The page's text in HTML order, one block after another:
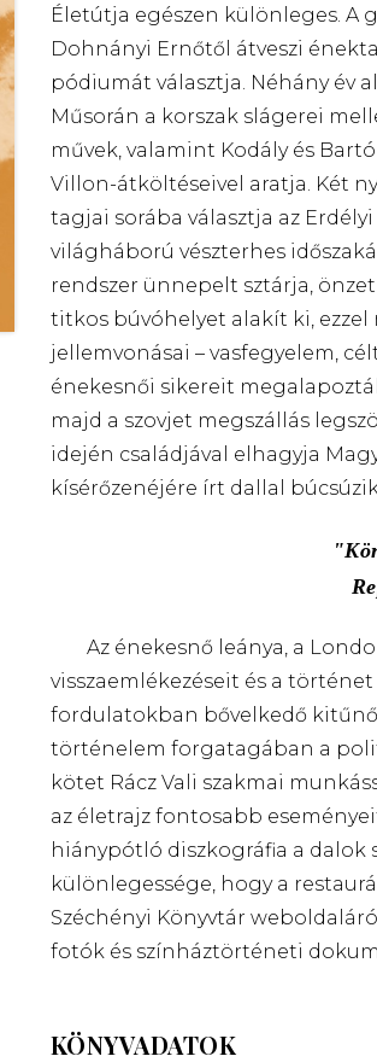
Életútja egészen különleges. A
Dohnányi Ernőtől átveszi
pódiumát választja. Néhány év
Műsorán a korszak slágerei
művek, valamint Kodály és
Villon-átköltéseivel aratja. Két
tagjai sorába választja az
világháború vészterhes
rendszer ünnepelt sztárja,
titkos búvóhelyet alakít ki, ezzel
jellemvonásai – vasfegyelem,
énekesnői sikereit
majd a szovjet megszállás
idején családjával elhagyja
kísérőzenéjére írt dallal
Az énekesnő leánya, a
visszaemlékezéseit és a
fordulatokban bővelkedő
történelem forgatagában a
kötet Rácz Vali szakmai
az életrajz fontosabb
hiánypótló diszkográfia a dalok
különlegessége, hogy a
Széchényi Könyvtár
fotók és színháztörténeti
KÖNYVADATOK